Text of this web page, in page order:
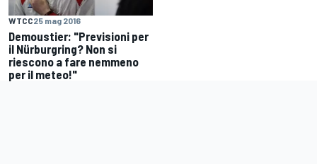
WTCC25 mag 2016
Demoustier: "Previsioni per
il Nürburgring? Non si
riescono a fare nemmeno
per il meteo!"